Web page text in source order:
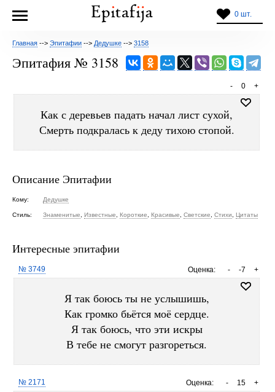
0 шт.
Главная --> Эпитафии --> Дедушке --> 3158
Эпитафия № 3158
+
0
-
Как с деревьев падать начал лист сухой,
Смерть подкралась к деду тихою стопой.
Описание Эпитафии
Кому: Дедушке
Стиль: Знаменитые Известные Короткие Красивые Светские Стихи Цитаты
Интересные эпитафии
Оценка: +
-7
-
№ 3749
Я так боюсь ты не услышишь,
Как громко бьётся моё сердце.
Я так боюсь, что эти искры
В тебе не смогут разгореться.
Оценка: +
15
-
№ 2171